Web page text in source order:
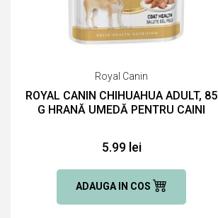
Royal Canin
ROYAL CANIN CHIHUAHUA ADULT, 85
G HRANĂ UMEDĂ PENTRU CAINI
5.99 lei
ADAUGA IN COS